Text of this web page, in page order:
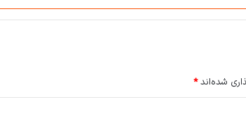
شده‌اند*